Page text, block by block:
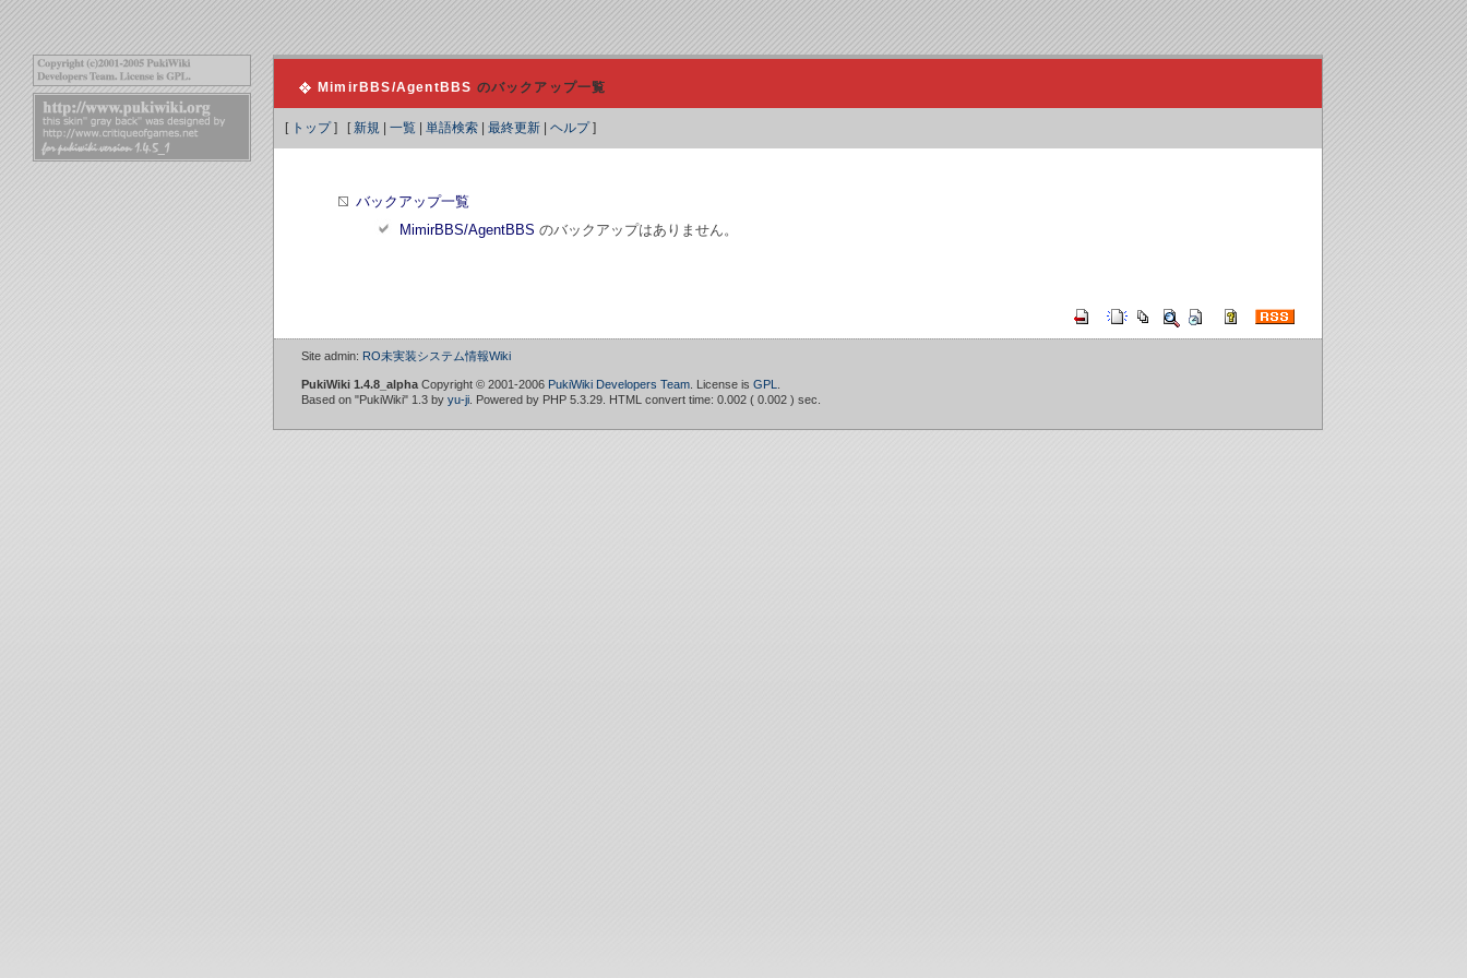
MimirBBS/AgentBBS のバックアップ一覧
[ トップ] [新規 一覧 単語検索 最終更新 ヘルプ]
バックアップ一覧
MimirBBS/AgentBBS のバックアップはありません。
Site admin: RO未実装システム情報Wiki
PukiWiki 1.4.8_alpha Copyright © 2001-2006 PukiWiki Developers Team . License is GPL
Based on "PukiWiki" 1.3 by yu-ji . Powered by PHP 5.3.29. HTML convert time: 0.002 ( 0.002 ) sec.